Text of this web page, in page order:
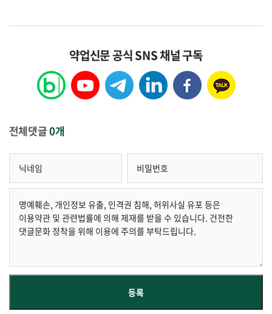
약업신문 공식 SNS 채널 구독
전체댓글0개